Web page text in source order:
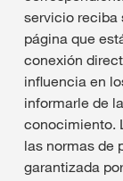
servicio reciba
página que
conexión
influencia en
informarle de
conocimiento.
las normas de
garantizada